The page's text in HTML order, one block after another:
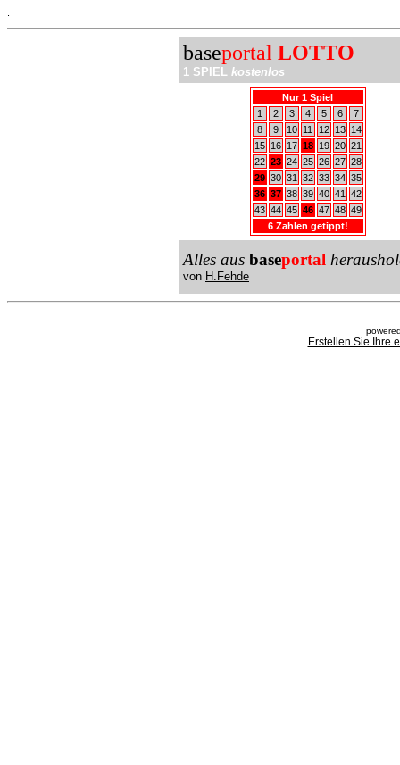
baseportal LOTTO
1 SPIEL kostenlos
Nur 1 Spiel
1
2 3 4 5 6
7
8
9 10 11 12 13
14
15
16 17 18 19 20 21
22 23 24 25 26 27 28
29 30 31 32 33 34 35
36 37 38 39 40 41
42
43 44 45 46 47 48 49
6 Zahlen getippt!
Alles aus baseportal
von H.Fehde
Erstellen Sie Ihre